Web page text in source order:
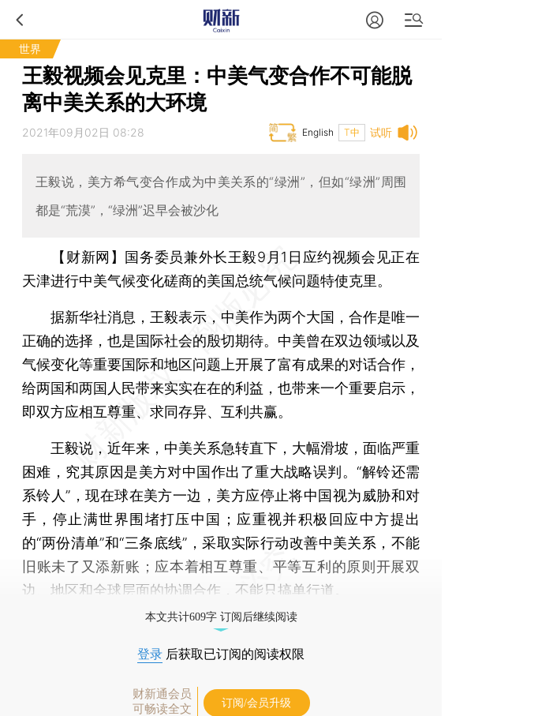
世界
王毅视频会见克里：中美气变合作不可能脱
离中美关系的大环境
试听
2021年09月02日 08:28 T中
English
王毅说，美方希气变合作成为中美关系的“绿洲”，但如“绿洲”周围
都是“荒漠”，“绿洲”迟早会被沙化
【财新网】 国务委员兼外长王毅9月1日应约视频会见正在
天津进行中美气候变化磋商的美国总统气候问题特使克里。
据新华社消息，王毅表示，中美作为两个大国，合作是唯一
正确的选择，也是国际社会的殷切期待。中美曾在双边领域以及
气候变化等重要国际和地区问题上开展了富有成果的对话合作，
给两国和两国人民带来实实在在的利益，也带来一个重要启示，
即双方应相互尊重、求同存异、互利共赢。
王毅说，近年来，中美关系急转直下，大幅滑坡，面临严重
困难，究其原因是美方对中国作出了重大战略误判。“解铃还需
系铃人”，现在球在美方一边，美方应停止将中国视为威胁和对
手，停止满世界围堵打压中国；应重视并积极回应中方提出
的“两份清单”和“三条底线”，采取实际行动改善中美关系，不能
旧账未了又添新账；应本着相互尊重、平等互利的原则开展双
边、地区和全球层面的协调合作，不能只搞单行道。
本文共计609字 订阅后继续阅读
登录 后获取已订阅的阅读权限
财新通会员
可畅读全文
订阅/会员升级